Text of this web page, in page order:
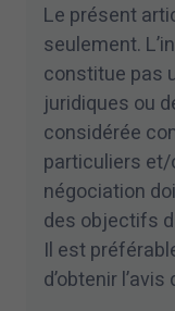
Le présent
seulement.
constitue pas
juridiques ou
considérée
particuliers
négociation
des objectifs
Il est
d’obtenir